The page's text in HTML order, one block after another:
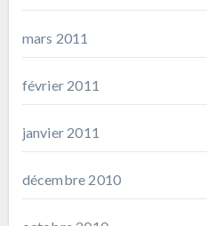
mars 2011
février 2011
janvier 2011
décembre 2010